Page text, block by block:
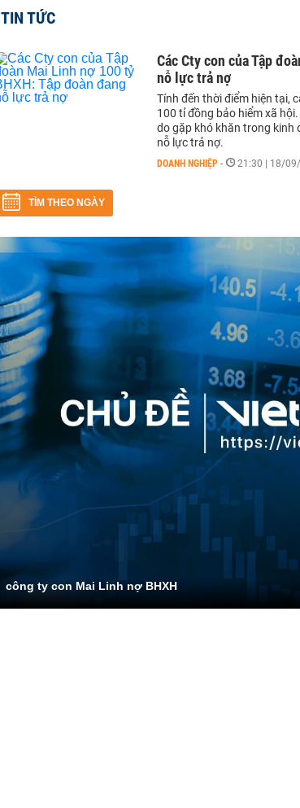
TIN TỨC
Các Cty con của Tập
nỗ lực trả nợ
Tính đến thời điểm hiện tại,
100 tỉ đồng bảo hiểm xã
do gặp khó khăn trong kinh
nỗ lực trả nợ.
DOANH NGHIỆP - 21:30 | 18/
TÌM THEO NGÀY
công ty con Mai Linh nợ BHXH